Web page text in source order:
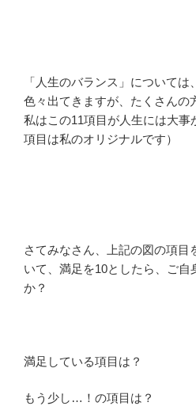
「人生のバランス」については
色々出てきますが、たくさんの
私はこの11項目が人生には大事
項目は私のオリジナルです）
さてみなさん、上記の図の項目
いて、満足を10としたら、ご自
か？
満足している項目は？
もう少し…！の項目は？